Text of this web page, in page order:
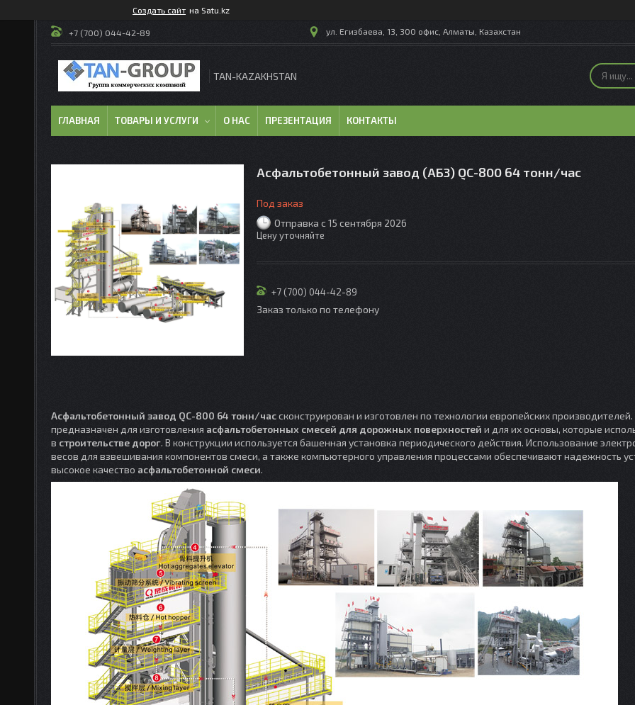
Создать сайт на Satu.kz
+7 (700) 044-42-89 ул. Егизбаева, 13, 300 офис, Алматы, Казахстан
TAN-KAZAKHSTAN
ГЛАВНАЯ ТОВАРЫ И УСЛУГИ О НАС ПРЕЗЕНТАЦИЯ КОНТАКТЫ
Асфальтобетонный завод (АБЗ) QC-800 64 тонн/час
Под заказ
Отправка с 15 сентября 2026
Цену уточняйте
+7 (700) 044-42-89
Заказ только по телефону
Асфальтобетонный завод QC-800 64 тонн/чассконструирован и изготовлен по технологии европейских
предназначен для изготовления асфальтобетонных смесей для дорожных поверхностей и для их основы, которые
в строительстве дорог. В конструкции используется башенная установка периодического действия. Использование
весов для взвешивания компонентов смеси, а также компьютерного управления процессами обеспечивают надежность
высокое качество асфальтобетонной смеси.